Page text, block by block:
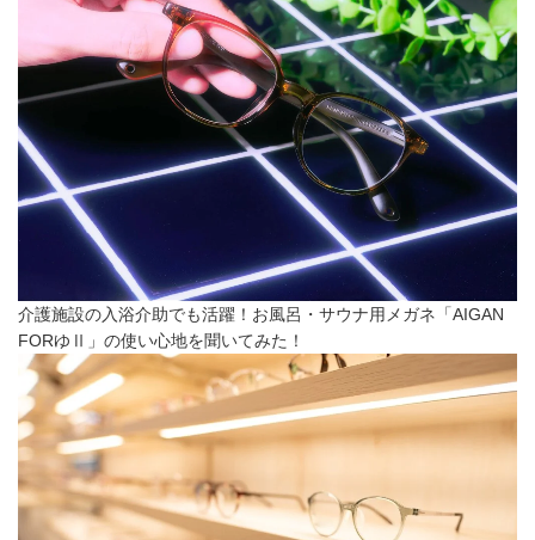
介護施設の入浴介助でも活躍！お風呂・サウナ用メガネ「AIGAN
FORゆⅡ」の使い心地を聞いてみた！